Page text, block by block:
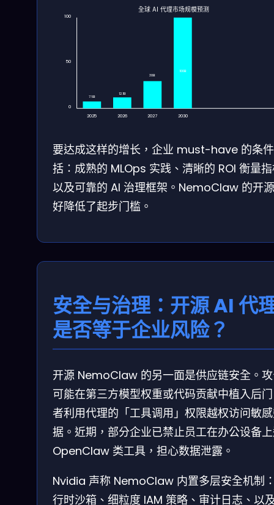
0
50
100
2025 2026 2027 2030
全球 AI 代理市场规模预测
7.6B
12.1B
30B
100B
要达成这样的增长，企业 must-have 的条
括：成熟的 MLOps 实践、清晰的 ROI 衡量
以及可靠的 AI 治理框架。NemoClaw 的开
好降低了起步门槛。
安全与治理：开源 AI 代
是否等于企业风险？
开源 NemoClaw 的另一面是供应链安全。
可能在第三方模型权重或代码贡献中植入后
者利用代理的「工具调用」权限越权访问敏
据。近期，部分企业已禁止员工在办公设备
OpenClaw 类工具，担心数据泄露。
Nvidia 声称 NemoClaw 内置多层安全机制
行时沙箱、细粒度 IAM 策略、审计日志、以